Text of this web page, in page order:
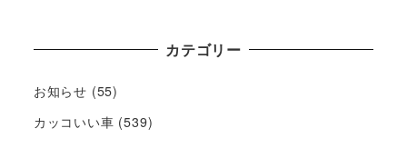
カテゴリー
お知らせ (55)
カッコいい車 (539)